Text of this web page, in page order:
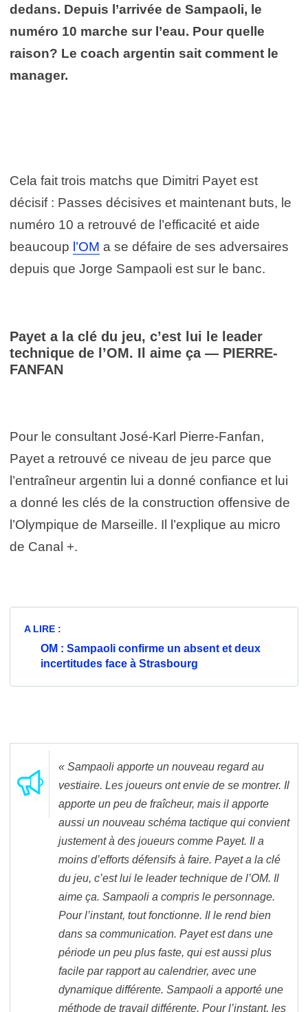
dedans. Depuis l’arrivée de Sampaoli, le
numéro 10 marche sur l’eau. Pour quelle
raison? Le coach argentin sait comment le
manager.
Cela fait trois matchs que Dimitri Payet est
décisif : Passes décisives et maintenant buts, le
numéro 10 a retrouvé de l’efficacité et aide
beaucoup l’OM a se défaire de ses adversaires
depuis que Jorge Sampaoli est sur le banc.
Payet a la clé du jeu, c’est lui le leader
technique de l’OM. Il aime ça — PIERRE-
FANFAN
Pour le consultant José-Karl Pierre-Fanfan,
Payet a retrouvé ce niveau de jeu parce que
l’entraîneur argentin lui a donné confiance et lui
a donné les clés de la construction offensive de
l’Olympique de Marseille. Il l’explique au micro
de Canal +.
A LIRE :
OM : Sampaoli confirme un absent et deux
incertitudes face à Strasbourg
« Sampaoli apporte un nouveau regard au
vestiaire. Les joueurs ont envie de se montrer. Il
apporte un peu de fraîcheur, mais il apporte
aussi un nouveau schéma tactique qui convient
justement à des joueurs comme Payet. Il a
moins d’efforts défensifs à faire. Payet a la clé
du jeu, c’est lui le leader technique de l’OM. Il
aime ça. Sampaoli a compris le personnage.
Pour l’instant, tout fonctionne. Il le rend bien
dans sa communication. Payet est dans une
période un peu plus faste, qui est aussi plus
facile par rapport au calendrier, avec une
dynamique différente. Sampaoli a apporté une
méthode de travail différente. Pour l’instant, les